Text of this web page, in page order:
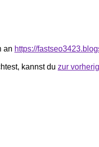
an https://
kannst du zur